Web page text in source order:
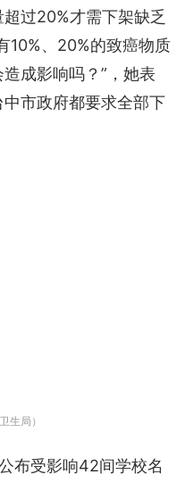
过20%才需下架缺乏
10%、20%的致癌物质
成影响吗？”，她表
市政府都要求全部下
生局）
布受影响42间学校名